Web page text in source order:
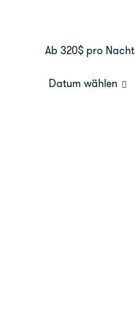
Ab 320$ pro Nacht
Datum wählen